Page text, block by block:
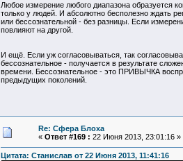
Любое измерение любого диапазона образуется
только у людей. И абсолютно бесполезно ждать
или бессознательной - без разницы. Если
повлияют на другой.
И ещё. Если уж согласовываться, так
бессознательное - получается в результате
времени. Бессознательное - это ПРИВЫЧКА
предыдущих поколений.
Re: Сфера Блоха
« Ответ #169 : 22 Июня 2013, 23:01:16 »
Цитата: Станислав от 22 Июня 2013, 11:41:16